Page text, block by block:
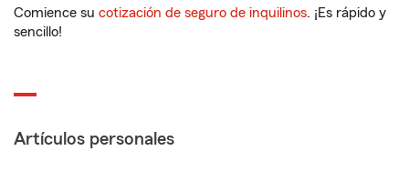
Comience su cotización de seguro de inquilinos. ¡Es rápido y
sencillo!
Artículos personales